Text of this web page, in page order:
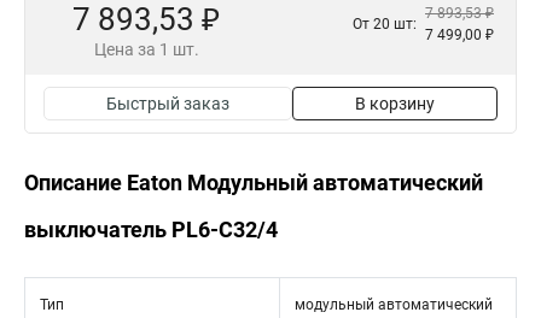
7 893,53 ₽
Цена за 1 шт.
От 20 шт:
7 893,53 ₽
7 499,00 ₽
Быстрый заказ В корзину
Описание Eaton Модульный автоматический
выключатель PL6-C32/4
Тип
модульный автоматический